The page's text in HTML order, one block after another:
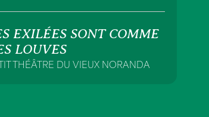
EXILÉES SONT COMME
LOUVES
THÉÂTRE DU VIEUX NORANDA